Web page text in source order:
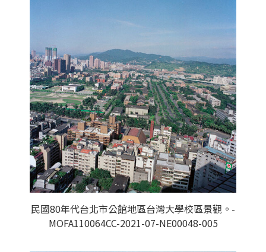
民國80年代台北市公館地區台灣大學校區景觀。-
MOFA110064CC-2021-07-NE00048-005